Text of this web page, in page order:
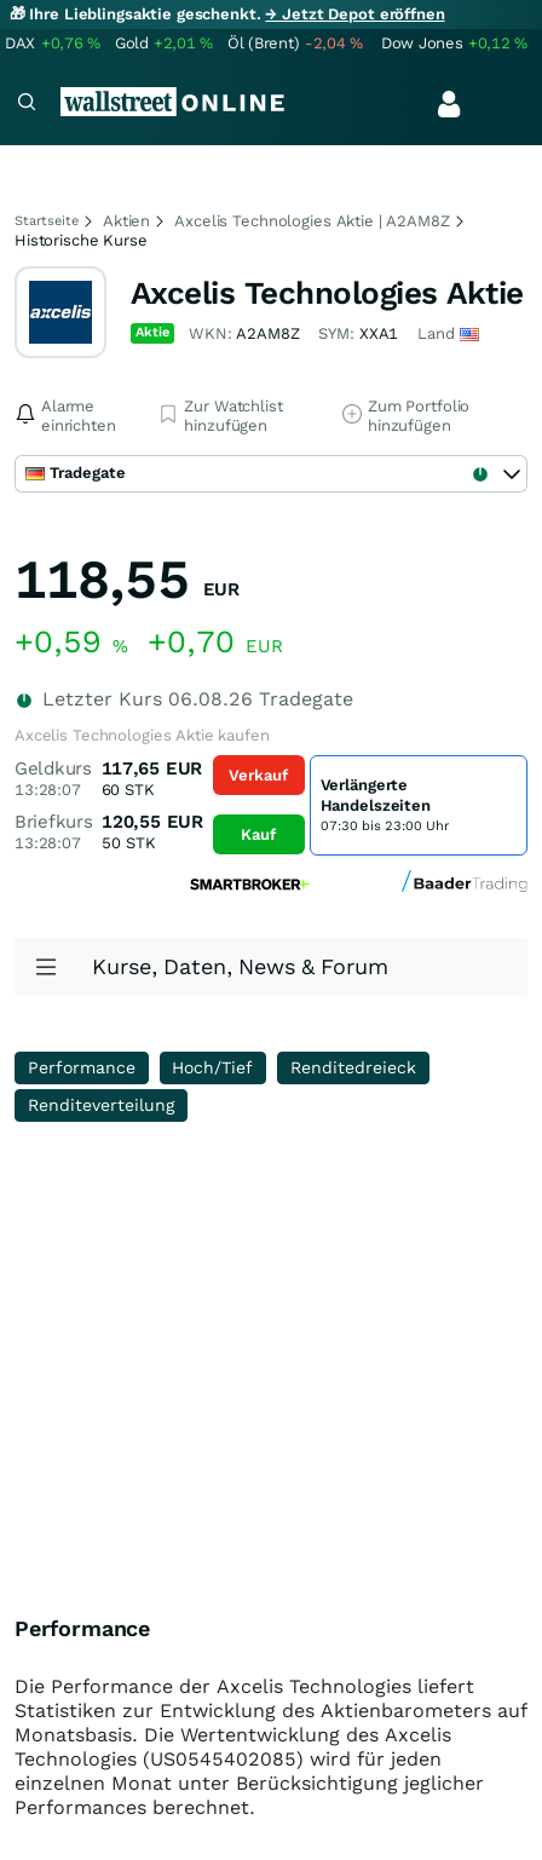
🎁 Ihre Lieblingsaktie geschenkt.→ Jetzt Depot eröffnen
DAX +0,76% Gold +2,01% Öl (Brent) -2,04% Dow Jones +0,12%
Startseite Aktien
Axcelis Technologies Aktie | A2AM8Z
Historische Kurse
Axcelis Technologies Aktie
Aktie WKN:A2AM8Z SYM: XXA1 Land
Alarme
einrichten
Zur Watchlist
hinzufügen
Zum Portfolio
hinzufügen
Tradegate
118,55 EUR
+0,59 % +0,70 EUR
Letzter Kurs 06.08.26 Tradegate
Axcelis Technologies Aktie kaufen
Geldkurs
13:28:07
117,65 EUR
60 STK
Briefkurs
13:28:07
120,55 EUR
50 STK
Verkauf
Kauf
Verlängerte
Handelszeiten
07:30 bis 23:00 Uhr
Kurse, Daten, News & Forum
Performance Hoch/Tief
Renditedreieck
Renditeverteilung
Performance
Die Performance der Axcelis Technologies liefert
Statistiken zur Entwicklung des Aktienbarometers auf
Monatsbasis. Die Wertentwicklung des Axcelis
Technologies (US0545402085) wird für jeden
einzelnen Monat unter Berücksichtigung jeglicher
Performances berechnet.